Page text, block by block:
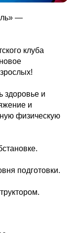
—
клуба
здоровье и
и
физическую
подготовки.